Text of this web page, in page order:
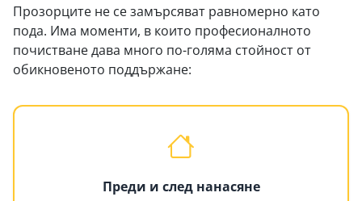
Прозорците не се замърсяват равномерно като
пода. Има моменти, в които професионалното
почистване дава много по-голяма стойност от
обикновеното поддържане:
Преди и след нанасяне